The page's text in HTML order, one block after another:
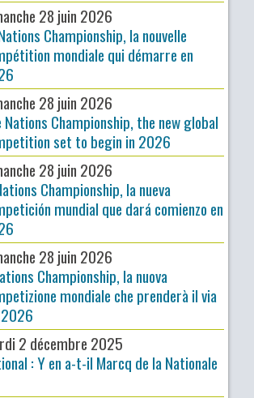
28 juin 2026
Championship, la nouvelle
mondiale qui démarre en
28 juin 2026
Nations Championship, the new global
set to begin in 2026
28 juin 2026
Championship, la nueva
mundial que dará comienzo en
28 juin 2026
Championship, la nuova
mondiale che prenderà il via
2 décembre 2025
: Y en a-t-il Marcq de la Nationale